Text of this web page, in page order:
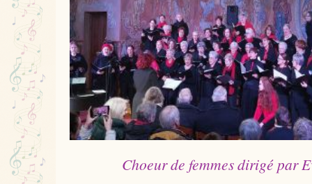
Choeur de femmes dirigé par